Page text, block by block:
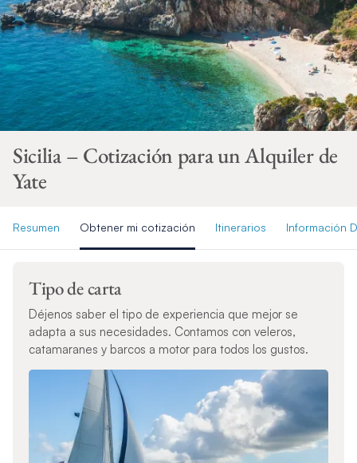
Sicilia – Cotización para un Alquiler de
Yate
Resumen Obtener mi cotización Itinerarios Información
Tipo de carta
Déjenos saber el tipo de experiencia que mejor se
adapta a sus necesidades. Contamos con veleros,
catamaranes y barcos a motor para todos los gustos.